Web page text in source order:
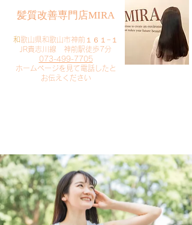
​髪質改善専門店MIRA
​和歌山県和歌山市神前１６１−１
JR貴志川線 神前駅徒歩7分
073-499-7705
​ホームページを見て電話したと
お伝えください